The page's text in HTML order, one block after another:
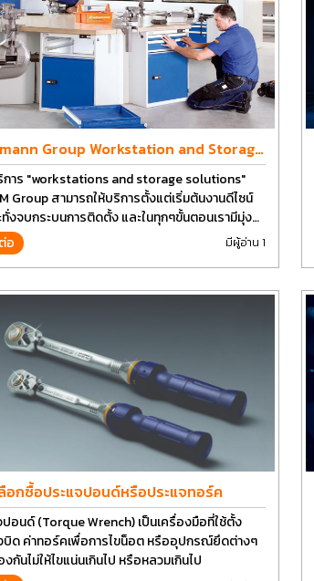
Group Workstation and Storage
การ "workstations and storage solutions"
Group สามารถให้บริการตั้งแต่เริ่มต้นงานดีไซน์
งจบกระบนการติดตั้ง และในทุกๆขั้นตอนเรามีมุ่ง
ที่จะให้คุณได้รับคุณภาพและการที่งานที่ดีที่สุด บน
ที่สุดเช่นกัน
อ มีผู้อ่าน 1
อกซื้อประแจปอนด์หรือประแจทอร์ค
ปอนด์ (Torque Wrench) เป็นเครื่องมือที่ใช้ตั้ง
บิด ค่าทอร์คเพื่อการไขน็อต หรืออุปกรณ์ยึดต่างๆ
กันไม่ให้ไขแน่นเกินไป หรือหลวมเกินไป